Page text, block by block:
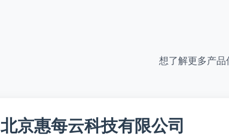
想了解更多产
北京惠每云科技有限公司